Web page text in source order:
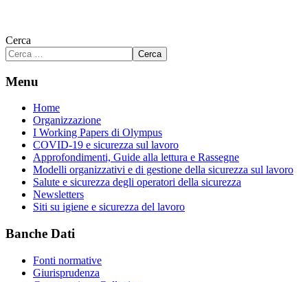
Cerca
Cerca
Menu
Home
Organizzazione
I Working Papers di Olympus
COVID-19 e sicurezza sul lavoro
Approfondimenti, Guide alla lettura e Rassegne
Modelli organizzativi e di gestione della sicurezza sul lavoro
Salute e sicurezza degli operatori della sicurezza
Newsletters
Siti su igiene e sicurezza del lavoro
Banche Dati
Fonti normative
Giurisprudenza